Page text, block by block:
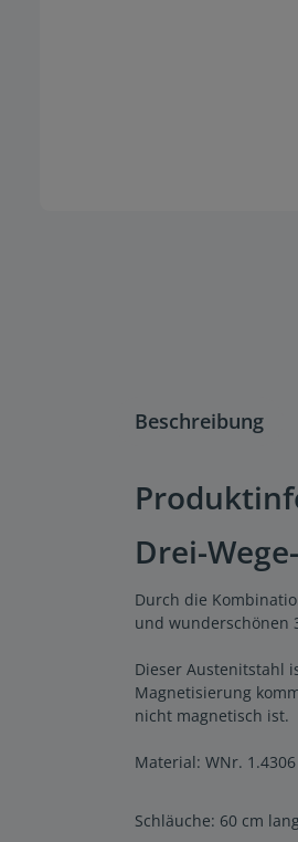
Beschreibung
Drei-
Durch die
und wunderschönen
Dieser Austenitstahl
Magnetisierung
nicht magnetisch ist.
Material: WNr. 1.4306
Schläuche: 60 cm